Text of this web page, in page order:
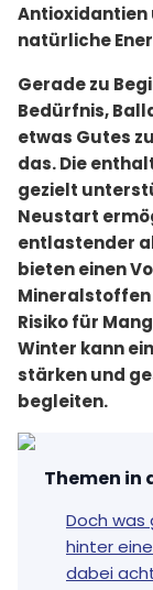
Antioxidantien
natürliche
Gerade zu
Bedürfnis,
etwas Gutes
das. Die
gezielt
Neustart
entlastender
bieten einen
Mineralstoffen
Risiko für
Winter kann
stärken und
begleiten.
Themen in
Doch was
hinter
dabei